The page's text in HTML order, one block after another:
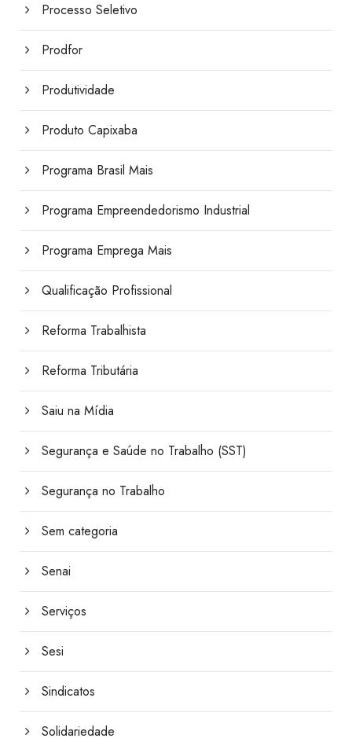
Processo Seletivo
Prodfor
Produtividade
Produto Capixaba
Programa Brasil Mais
Programa Empreendedorismo Industrial
Programa Emprega Mais
Qualificação Profissional
Reforma Trabalhista
Reforma Tributária
Saiu na Mídia
Segurança e Saúde no Trabalho (SST)
Segurança no Trabalho
Sem categoria
Senai
Serviços
Sesi
Sindicatos
Solidariedade